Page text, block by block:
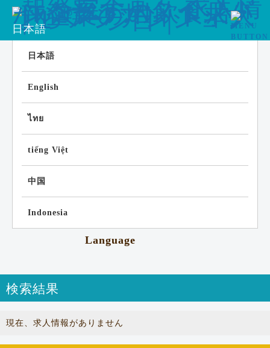
日本語
日本語
English
ไทย
tiếng Việt
中国
Indonesia
Language
検索結果
現在、求人情報がありません